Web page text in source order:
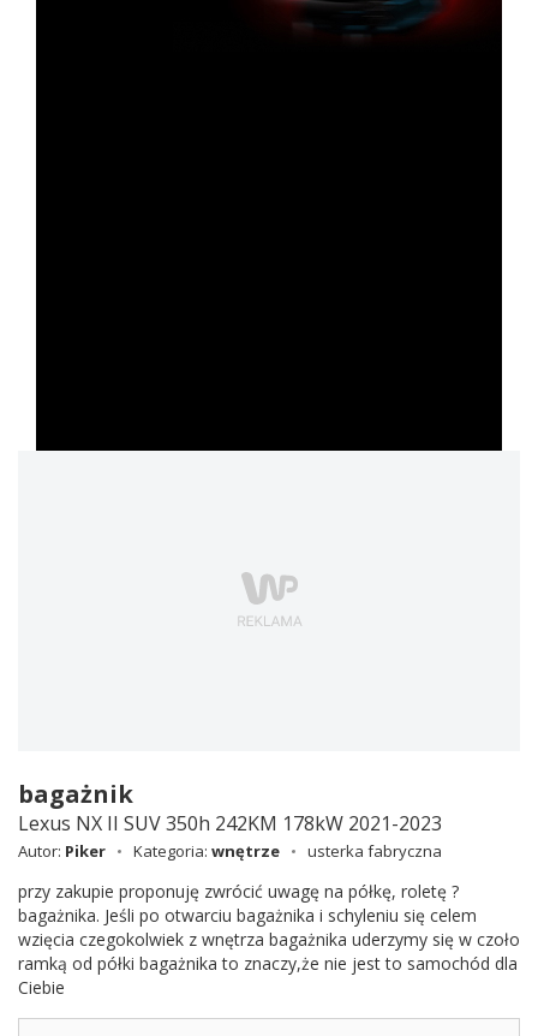
bagażnik
Lexus NX II SUV 350h 242KM 178kW 2021-2023
Autor: Piker Kategoria: wnętrze usterka fabryczna
przy zakupie proponuję zwrócić uwagę na półkę, roletę ?
bagażnika. Jeśli po otwarciu bagażnika i schyleniu się celem
wzięcia czegokolwiek z wnętrza bagażnika uderzymy się w czoło
ramką od półki bagażnika to znaczy,że nie jest to samochód dla
Ciebie